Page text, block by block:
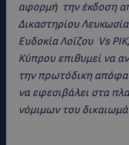
αφορμή την έκδοση
Δικαστηρίου
Ευδοκία Λοϊζου Vs
Κύπρου επιθυμεί να
την πρωτόδικη
να εφεσιβάλει στα
νόμιμων του